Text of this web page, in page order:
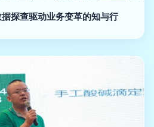
探查驱动业务变革的知与行